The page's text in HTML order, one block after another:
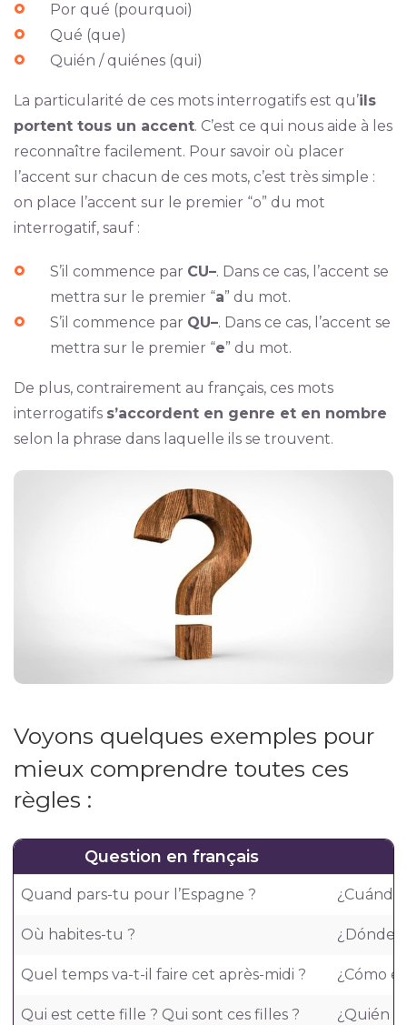
Por qué (pourquoi)
Qué (que)
Quién / quiénes (qui)
La particularité de ces mots interrogatifs est qu’ils
portent tous un accent. C’est ce qui nous aide à les
reconnaître facilement. Pour savoir où placer
l’accent sur chacun de ces mots, c’est très simple :
on place l’accent sur le premier “o” du mot
interrogatif, sauf :
S’il commence par CU–. Dans ce cas, l’accent se
mettra sur le premier “a” du mot.
S’il commence par QU–. Dans ce cas, l’accent se
mettra sur le premier “e” du mot.
De plus, contrairement au français, ces mots
interrogatifs s’accordent en genre et en nombre
selon la phrase dans laquelle ils se trouvent.
Voyons quelques exemples pour
mieux comprendre toutes ces
règles :
Question en français
Quand pars-tu pour l’Espagne ? ¿Cuándo
Où habites-tu ? ¿Dónde
Quel temps va-t-il faire cet après-midi ? ¿Cómo
Qui est cette fille ? Qui sont ces filles ? ¿Quién